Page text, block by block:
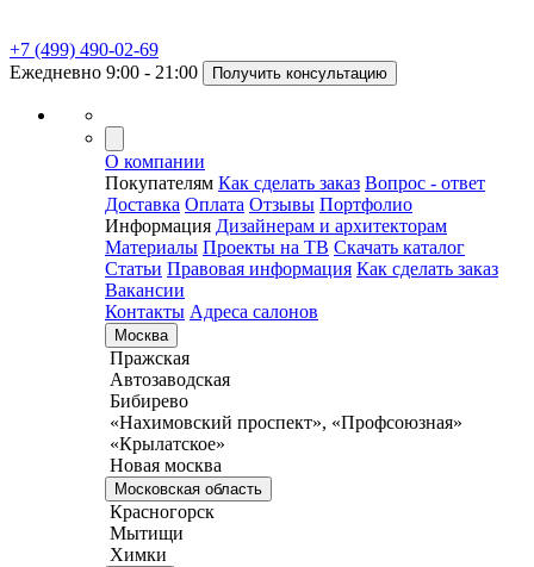
+7 (499) 490-02-69
Ежедневно 9:00 - 21:00
Получить консультацию
О компании
Покупателям Как сделать заказ Вопрос - ответ
Доставка Оплата Отзывы Портфолио
Информация Дизайнерам и архитекторам
Материалы Проекты на ТВ Скачать каталог
Статьи Правовая информация Как сделать заказ
Вакансии
Контакты Адреса салонов
Москва
Пражская
Автозаводская
Бибирево
«Нахимовский проспект», «Профсоюзная»
«Крылатское»
Новая москва
Московская область
Красногорск
Мытищи
Химки